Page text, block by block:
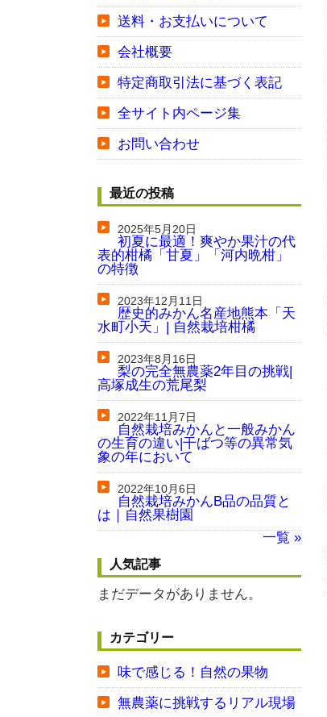
送料・お支払いについて
会社概要
特定商取引法に基づく表記
全サイト内ページ集
お問い合わせ
最近の投稿
2025年5月20日
初夏に最適！爽やか果汁の代
表的柑橘「甘夏」「河内晩柑」
の特徴
2023年12月11日
歴史的みかん名産地熊本「天
水町小天」| 自然栽培柑橘
2023年8月16日
梨の完全無農薬2年目の挑戦|
高塚成生の荒尾梨
2022年11月7日
自然栽培みかんと一般みかん
の生育の違い|干ばつ等の異常気
象の年において
2022年10月6日
自然栽培みかんB品の品質と
は｜自然果樹園
一覧 »
人気記事
まだデータがありません。
カテゴリー
味で感じる！自然の果物
無農薬に挑戦するリアル現場